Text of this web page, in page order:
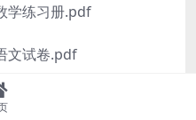
练习册.pdf
文试卷.pdf
练习册.pdf